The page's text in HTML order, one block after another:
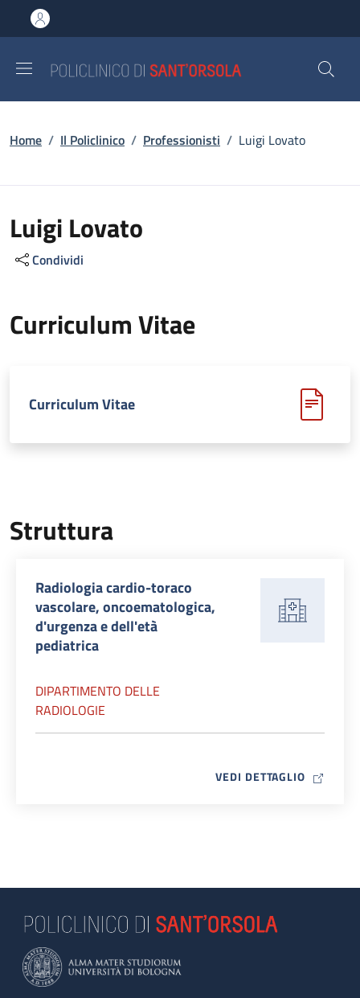
al contenuto principale
to footer content
Briciole di pane
Home / Il Policlinico / Professionisti / Luigi Lovato
Luigi Lovato
Condividi
Curriculum Vitae
Curriculum Vitae
Struttura
Radiologia cardio-toraco
vascolare, oncoematologica,
d'urgenza e dell'età
pediatrica
DIPARTIMENTO DELLE
RADIOLOGIE
VEDI DETTAGLIO MAP ICON